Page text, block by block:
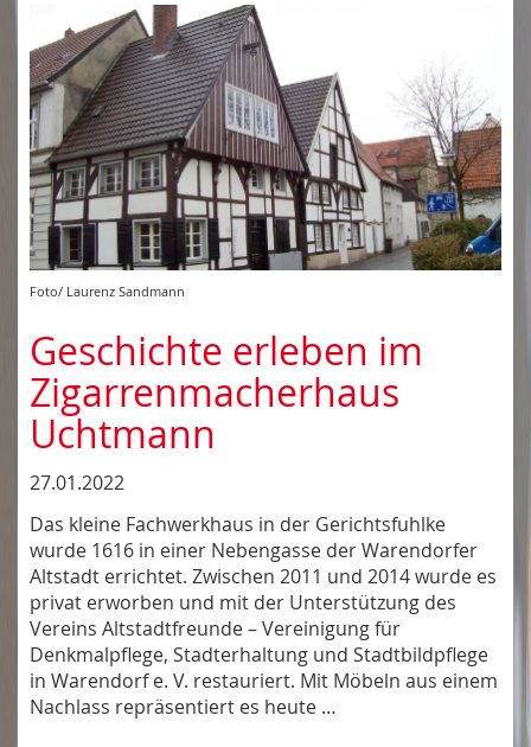
Foto/ Laurenz Sandmann
Geschichte erleben im
Zigarrenmacherhaus
Uchtmann
27.01.2022
Das kleine Fachwerkhaus in der Gerichtsfuhlke
wurde 1616 in einer Nebengasse der Warendorfer
Altstadt errichtet. Zwischen 2011 und 2014 wurde es
privat erworben und mit der Unterstützung des
Vereins Altstadtfreunde – Vereinigung für
Denkmalpflege, Stadterhaltung und Stadtbildpflege
in Warendorf e. V. restauriert. Mit Möbeln aus einem
Nachlass repräsentiert es heute …